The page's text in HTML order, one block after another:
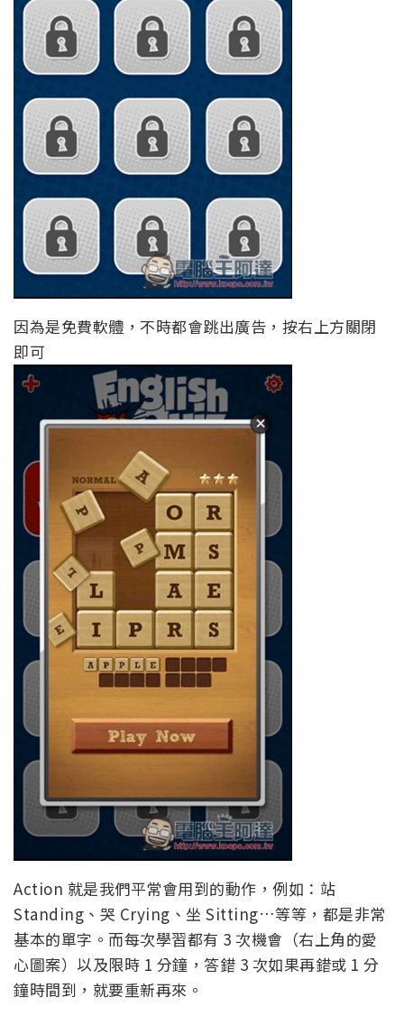
因為是免費軟體，不時都會跳出廣告，按右上方關閉
即可
Action 就是我們平常會用到的動作，例如：站
Standing、哭 Crying、坐 Sitting…等等，都是非常
基本的單字。而每次學習都有 3 次機會（右上角的愛
心圖案）以及限時 1 分鐘，答錯 3 次如果再錯或 1 分
鐘時間到，就要重新再來。